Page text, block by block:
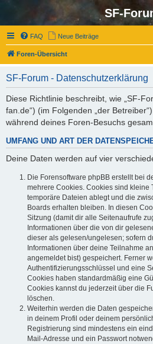
SF-
FAQ Neue Beiträge
Foren-Übersicht
SF-Forum - Datenschutzerklärung
Diese Richtlinie beschreibt, wie „SF-
fan.de“) (im Folgenden „der
während deines Foren-Besuchs
UMFANG UND ART DER
Deine Daten werden auf vier
Die Forensoftware phpBB erstellt bei
mehrere Cookies. Cookies sind kleine
temporäre Dateien ablegt und die
Boards erhalten bleiben. In diesen
Sitzung (damit dir alle Seitenaufrufe
Informationen über die von dir
dieser als gelesen/ungelesen; sofern
Informationen über deine Teilnahme
angemeldet bist) gespeichert. Ferner
Authentifizierungsschlüssel und eine
Cookies haben standardmäßig eine
Cookies kannst du jederzeit über die
löschen.
Weiterhin werden die Daten
in deinem Profil oder deinem
Registrierung sind mindestens ein
Mail-Adresse und ein Passwort